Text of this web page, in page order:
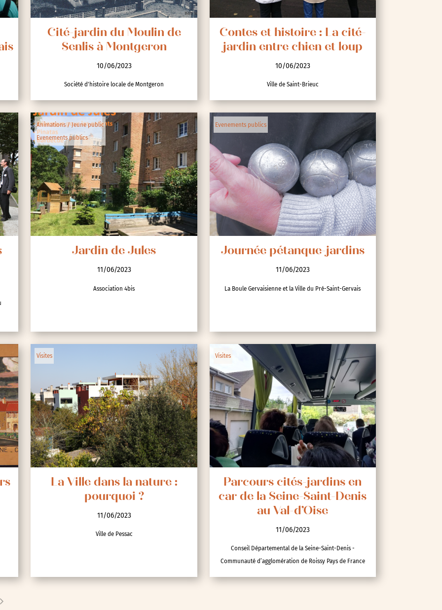
Cité-jardin du Moulin de
Senlis à Montgeron
10/06/2023
Société d'histoire locale de Montgeron
Contes et histoire : La cité-
jardin entre chien et loup
10/06/2023
Ville de Saint-Brieuc
Animations / Jeune public
Evenements publics
Jardin de Jules
11/06/2023
Association 4bis
Evenements publics
Journée pétanque-jardins
11/06/2023
La Boule Gervaisienne et la Ville du Pré-Saint-Gervais
Visites
La Ville dans la nature :
pourquoi ?
11/06/2023
Ville de Pessac
Visites
Parcours cités-jardins en
car de la Seine-Saint-Denis
au Val-d’Oise
11/06/2023
Conseil Départemental de la Seine-Saint-Denis -
Communauté d’agglomération de Roissy Pays de France